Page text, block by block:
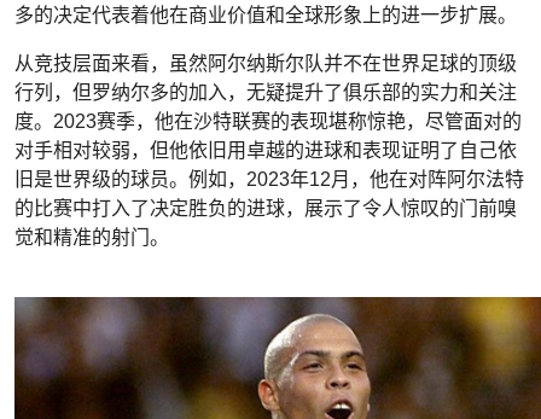
多的决定代表着他在商业价值和全球形象上的进一步扩展。
从竞技层面来看，虽然阿尔纳斯尔队并不在世界足球的顶级
行列，但罗纳尔多的加入，无疑提升了俱乐部的实力和关注
度。2023赛季，他在沙特联赛的表现堪称惊艳，尽管面对的
对手相对较弱，但他依旧用卓越的进球和表现证明了自己依
旧是世界级的球员。例如，2023年12月，他在对阵阿尔法特
的比赛中打入了决定胜负的进球，展示了令人惊叹的门前嗅
觉和精准的射门。